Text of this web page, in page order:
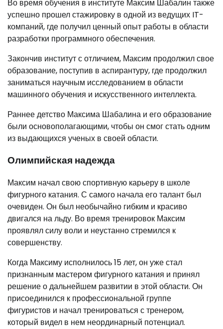
Во время обучения в институте Максим Шабалин также
успешно прошел стажировку в одной из ведущих IT-
компаний, где получил ценный опыт работы в области
разработки программного обеспечения.
Закончив институт с отличием, Максим продолжил свое
образование, поступив в аспирантуру, где продолжил
заниматься научным исследованием в области
машинного обучения и искусственного интеллекта.
Раннее детство Максима Шабалина и его образование
были основополагающими, чтобы он смог стать одним
из выдающихся ученых в своей области.
Олимпийская надежда
Максим начал свою спортивную карьеру в школе
фигурного катания. С самого начала его талант был
очевиден. Он был необычайно гибким и красиво
двигался на льду. Во время тренировок Максим
проявлял силу воли и неустанно стремился к
совершенству.
Когда Максиму исполнилось 15 лет, он уже стал
признанным мастером фигурного катания и принял
решение о дальнейшем развитии в этой области. Он
присоединился к профессиональной группе
фигуристов и начал тренироваться с тренером,
который видел в нем неординарный потенциал.